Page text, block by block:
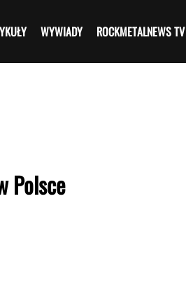
WYWIADY ROCKMETALNEWS TV
Polsce